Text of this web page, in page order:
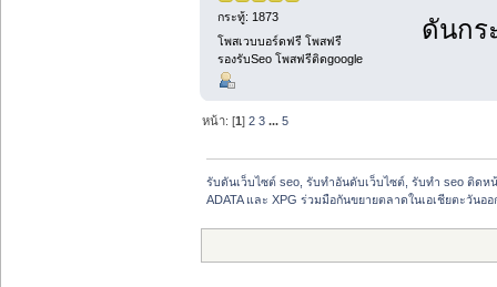
กระทู้: 1873
โพสเวบบอร์ดฟรี โพสฟรี
รองรับSeo โพสฟรีติดgoogle
ดันก
หน้า: [1]2 3 ...5
รับดันเว็บไซต์ seo, รับทำอันดับเว็บไซต์, รับทำ seo ติดห
ADATA และ XPG ร่วมมือกันขยายตลาดในเอเชียตะวัน